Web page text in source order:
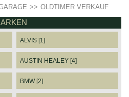
>> OLDTIMER VERKAUF
ALVIS [1]
AUSTIN HEALEY [4]
BMW [2]